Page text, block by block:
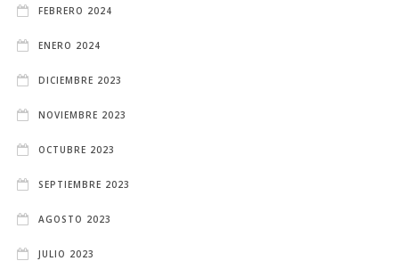
FEBRERO 2024
ENERO 2024
DICIEMBRE 2023
NOVIEMBRE 2023
OCTUBRE 2023
SEPTIEMBRE 2023
AGOSTO 2023
JULIO 2023